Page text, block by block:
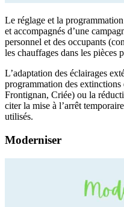
Le réglage et la
et accompagnés d’une
personnel et des occupants
les chauffages dans les pièces
L’adaptation des éclairages
programmation des
Frontignan, Criée) ou la
citer la mise à l’arrêt
utilisés.
Moderniser